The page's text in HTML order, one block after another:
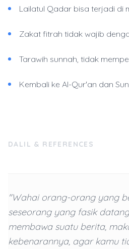
Lailatul Qadar bisa terjadi di
Zakat fitrah tidak wajib
Tarawih sunnah, tidak
Kembali ke Al-Qur'an dan
DALIL & REFERENCES
"Wahai orang-orang yang
seseorang yang fasik
membawa suatu berita,
kebenarannya, agar kamu